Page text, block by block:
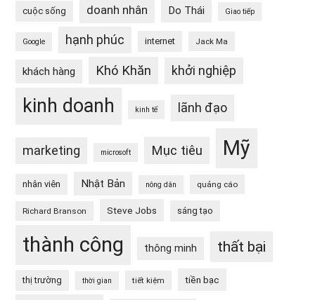
cuộc sống doanh nhân Do Thái Giao tiếp
Google hạnh phúc internet Jack Ma
khách hàng Khó Khăn khởi nghiệp
kinh doanh kinh tế lãnh đạo
marketing microsoft Mục tiêu Mỹ
nhân viên Nhật Bản nông dân quảng cáo
Richard Branson Steve Jobs sáng tạo
thành công thông minh thất bại
thị trường thời gian tiết kiệm tiền bạc